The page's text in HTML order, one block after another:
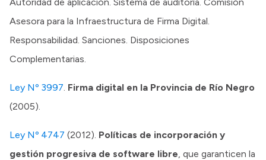
Asesora para la Infraestructura de Firma Digital.
Responsabilidad. Sanciones. Disposiciones
Complementarias.
Ley Nº 3997. Firma digital en la Provincia de Río Negro
(2005).
Ley Nº 4747 (2012). Políticas de incorporación y
gestión progresiva de software libre, que garanticen la